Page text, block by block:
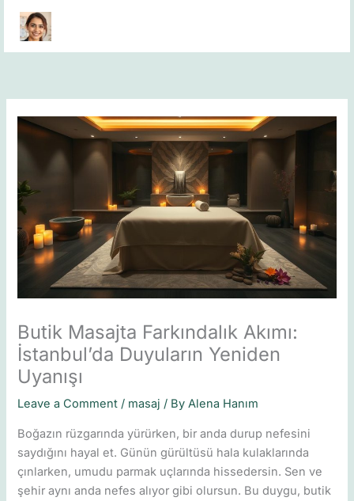
Skip
Butik Masajta Farkındalık Akımı:
İstanbul’da Duyuların Yeniden
Uyanışı
Leave a Comment / masaj / ByAlena Hanım
Boğazın rüzgarında yürürken, bir anda durup nefesini
saydığını hayal et. Günün gürültüsü hala kulaklarında
çınlarken, umudu parmak uçlarında hissedersin. Sen ve
şehir aynı anda nefes alıyor gibi olursun. Bu duygu, butik